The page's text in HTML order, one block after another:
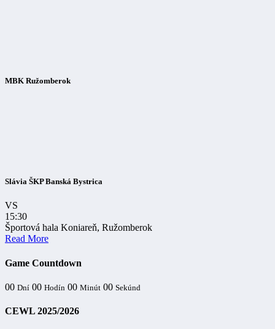
MBK Ružomberok
Slávia ŠKP Banská Bystrica
VS
15:30
Športová hala Koniareň, Ružomberok
Read More
Game Countdown
00 Dní 00 Hodín 00 Minút 00 Sekúnd
CEWL 2025/2026